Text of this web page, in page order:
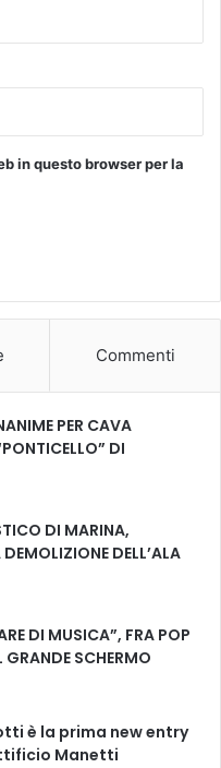
in questo browser per la
Commenti
PER CAVA
DI
DI MARINA,
DELL’ALA
DI MUSICA”, FRA POP
GRANDE SCHERMO
è la prima new entry
Manetti